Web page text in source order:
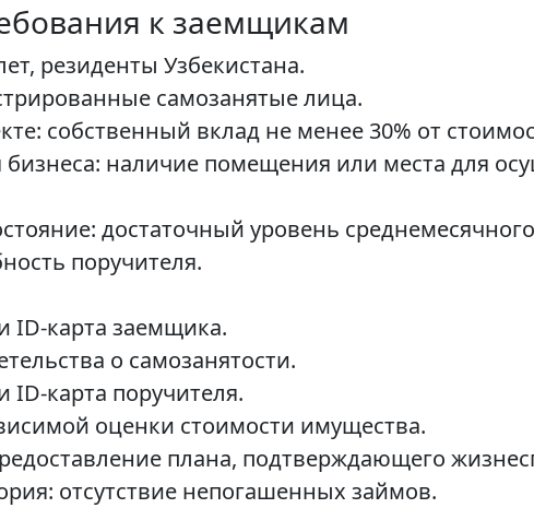
к заемщикам
резиденты Узбекистана.
самозанятые лица.
собственный вклад не менее 30% от
бизнеса: наличие помещения или места для
достаточный уровень
поручителя.
ID-карта заемщика.
о самозанятости.
ID-карта поручителя.
оценки стоимости имущества.
плана, подтверждающего
отсутствие непогашенных займов.